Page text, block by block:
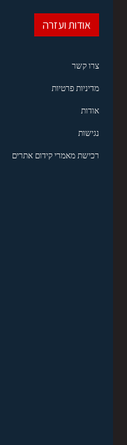
אודות ועזרה
צרו קשר
מדיניות פרטיות
אודות
נגישות
רכישת מאמרי קידום אתרים